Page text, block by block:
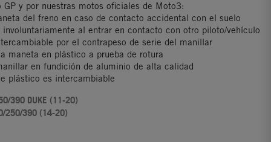
GP y por nuestras motos oficiales de Moto3:
del freno en caso de contacto accidental con el suelo
al entrar en contacto con otro piloto/vehículo
por el contrapeso de serie del manillar
maneta en plástico a prueba de rotura
en fundición de aluminio de alta calidad
plástico es intercambiable
390 DUKE (11-20)
250/390 (14-20)